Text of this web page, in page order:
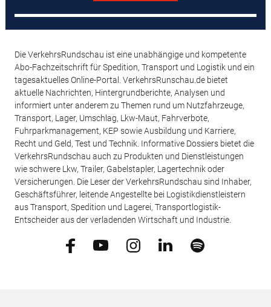
Die VerkehrsRundschau ist eine unabhängige und kompetente
Abo-Fachzeitschrift für Spedition, Transport und Logistik und ein
tagesaktuelles Online-Portal. VerkehrsRunschau.de bietet
aktuelle Nachrichten, Hintergrundberichte, Analysen und
informiert unter anderem zu Themen rund um Nutzfahrzeuge,
Transport, Lager, Umschlag, Lkw-Maut, Fahrverbote,
Fuhrparkmanagement, KEP sowie Ausbildung und Karriere,
Recht und Geld, Test und Technik. Informative Dossiers bietet die
VerkehrsRundschau auch zu Produkten und Dienstleistungen
wie schwere Lkw, Trailer, Gabelstapler, Lagertechnik oder
Versicherungen. Die Leser der VerkehrsRundschau sind Inhaber,
Geschäftsführer, leitende Angestellte bei Logistikdienstleistern
aus Transport, Spedition und Lagerei, Transportlogistik-
Entscheider aus der verladenden Wirtschaft und Industrie.